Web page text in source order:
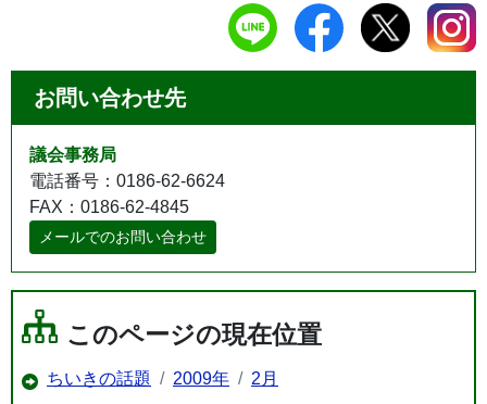
お問い合わせ先
議会事務局
電話番号：0186-62-6624
FAX：0186-62-4845
メールでのお問い合わせ
このページの現在位置
ちいきの話題 2009年 2月